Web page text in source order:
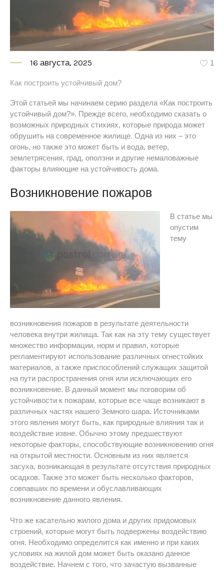
16 августа, 2025 1
Как построить устойчивый дом?
Этой статьей мы начинаем серию раздела «Как построить
устойчивый дом?». Прежде всего, необходимо сказать о
возможных природных стихиях, которые природа может
обрушить на современное жилище. Одна из них – это
огонь, но также это может быть и вода, ветер,
землетрясения, град, оползни и другие немаловажные
факторы влияющие на устойчивость дома.
Возникновение пожаров
В статье мы
опустим
тему
возникновения пожаров в результате деятельности
человека внутри жилища. Так как на эту тему существует
множество информации, норм и правил, которые
регламентируют использование различных огнестойких
материалов, а также приспособлений служащих защитой
на пути распространения огня или исключающих его
возникновение. В данный момент мы поговорим об
устойчивости к пожарам, которые все чаще возникают в
различных частях нашего Земного шара. Источниками
этого явления могут быть, как природные влияния так и
воздействие извне. Обычно этому предшествуют
некоторые факторы, способствующие возникновению огня
на открытой местности. Основным из них является
засуха, возникающая в результате отсутствия природных
осадков. Также это может быть несколько факторов,
совпавших по времени и обуславливающих
возникновение данного явления.
Что же касательно жилого дома и других придомовых
строений, которые могут быть подвержены воздействию
огня. Необходимо определится как именно и при каких
условиях на жилой дом может быть оказано данное
воздействие. Начнем с того, что зачастую вызванные